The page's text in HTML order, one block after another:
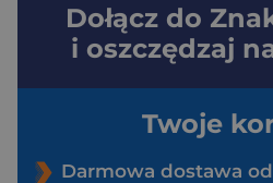
Dołącz do
i oszczędzaj
Twoje
Darmowa dostawa od